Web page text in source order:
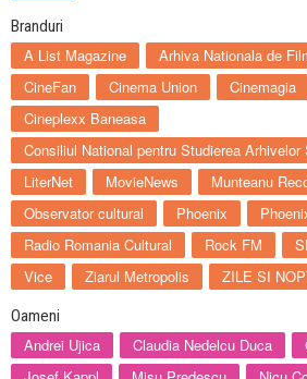
Branduri
A List Magazine Arhiva Nationala de
CineFan
Cinema Union Cinemagia
Cineplexx Baneasa
Consiliul National pentru Studierea Arhivelor
LiterNet
MovieNews Munteanu
Observator cultural
Phoenix
Radio Romania Cultural
Rock FM
Vice
Ziarul Metropolis ZILE SI
Oameni
Andrei Ujica Claudia Nedelcu Duca